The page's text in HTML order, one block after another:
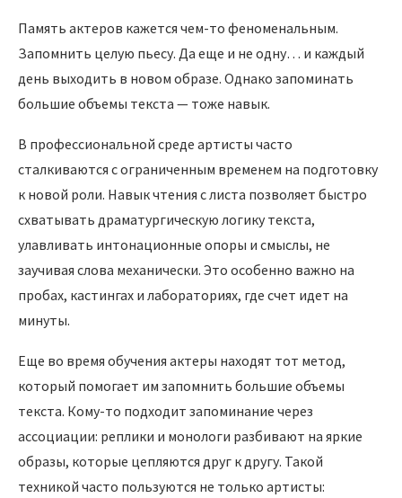
Память актеров кажется чем-то феноменальным.
Запомнить целую пьесу. Да еще и не одну… и каждый
день выходить в новом образе. Однако запоминать
большие объемы текста — тоже навык.
В профессиональной среде артисты часто
сталкиваются с ограниченным временем на подготовку
к новой роли. Навык чтения с листа позволяет быстро
схватывать драматургическую логику текста,
улавливать интонационные опоры и смыслы, не
заучивая слова механически. Это особенно важно на
пробах, кастингах и лабораториях, где счет идет на
минуты.
Еще во время обучения актеры находят тот метод,
который помогает им запомнить большие объемы
текста. Кому-то подходит запоминание через
ассоциации: реплики и монологи разбивают на яркие
образы, которые цепляются друг к другу. Такой
техникой часто пользуются не только артисты: